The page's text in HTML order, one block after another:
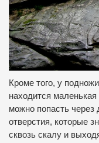
Кроме того, у
находится
можно попасть через
отверстия, которые
сквозь скалу и